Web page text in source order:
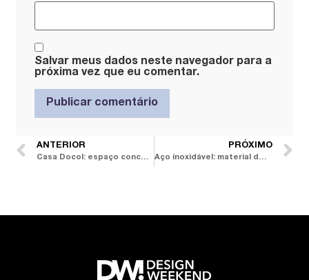
Salvar meus dados neste navegador para a
próxima vez que eu comentar.
ANTERIOR
Casa Docol: espaço conceito valoriza consciência ambiental e exibe os produtos como obras de arte
PRÓXIMO
Aço inoxidável: material de uso industrial ganha espaço em cozinhas de alto padrão com a Mekal